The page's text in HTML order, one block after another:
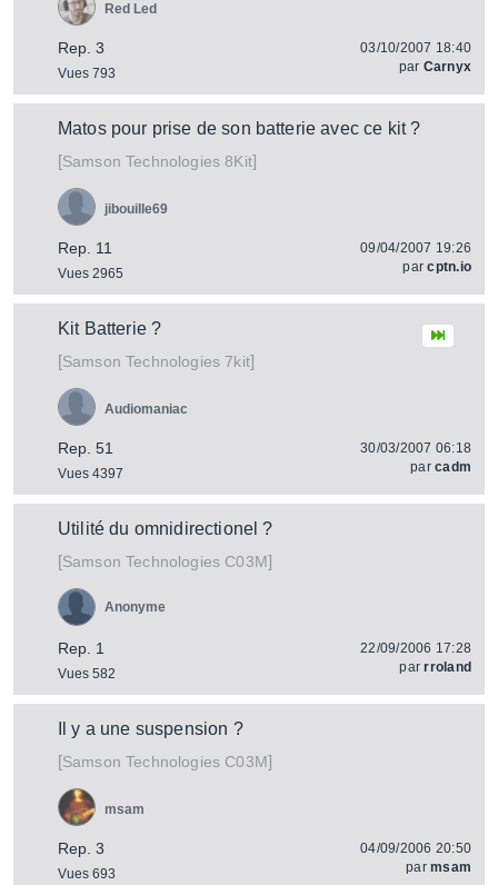
Rep. 3
Vues 793
Red Led
03/10/2007 18:40
par Carnyx
Matos pour prise de son batterie avec ce kit ?
[Samson Technologies 8Kit]
Rep. 11
Vues 2965
jibouille69
09/04/2007 19:26
parcptn.io
Kit Batterie ?
[Samson Technologies 7kit]
Rep. 51
Vues 4397
Audiomaniac
30/03/2007 06:18
parcadm
Utilité du omnidirectionel ?
[Samson Technologies C03M]
Rep. 1
Vues 582
Anonyme
22/09/2006 17:28
parrroland
Il y a une suspension ?
[Samson Technologies C03M]
Rep. 3
Vues 693
msam
04/09/2006 20:50
parmsam